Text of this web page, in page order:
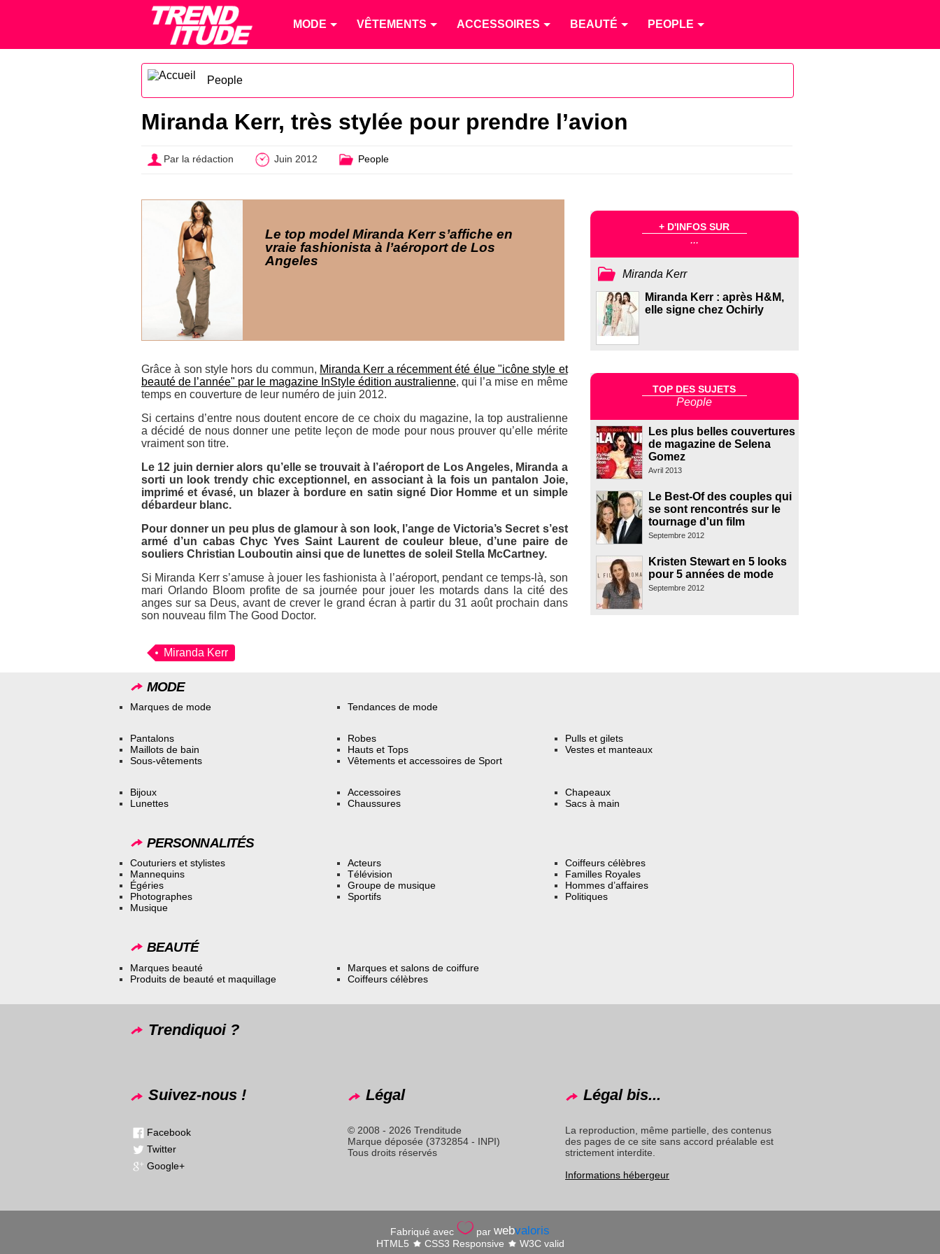
MODE VÊTEMENTS ACCESSOIRES BEAUTÉ PEOPLE
People
Miranda Kerr, très stylée pour prendre l’avion
Par la rédaction Juin 2012 People
Le top model Miranda Kerr s’affiche en
vraie fashionista à l’aéroport de Los
Angeles
Grâce à son style hors du commun, Miranda Kerr a récemment été élue "icône style et
beauté de l’année" par le magazine InStyleédition australienne, qui l’a mise en même
temps en couverture de leur numéro de juin 2012.
Si certains d’entre nous doutent encore de ce choix du magazine, la top australienne
a décidé de nous donner une petite leçon de mode pour nous prouver qu’elle mérite
vraiment son titre.
Le 12 juin dernier alors qu’elle se trouvait à l’aéroport de Los Angeles, Miranda a
sorti un look trendy chic exceptionnel, en associant à la fois un pantalon Joie,
imprimé et évasé, un blazer à bordure en satin signé Dior Homme et un simple
débardeur blanc.
Pour donner un peu plus de glamour à son look, l’ange de Victoria’s Secret s’est
armé d’un cabas Chyc Yves Saint Laurent de couleur bleue, d’une paire de
souliers Christian Louboutin ainsi que de lunettes de soleil Stella McCartney.
Si Miranda Kerr s’amuse à jouer les fashionista à l’aéroport, pendant ce temps-là, son
mari Orlando Bloom profite de sa journée pour jouer les motards dans la cité des
anges sur sa Deus, avant de crever le grand écran à partir du 31 août prochain dans
son nouveau film The Good Doctor.
Miranda Kerr
+ D'INFOS SUR
...
Miranda Kerr
Miranda Kerr : après H&M,
elle signe chez Ochirly
TOP DES SUJETS
People
Les plus belles couvertures
de magazine de Selena
Gomez
Avril 2013
Le Best-Of des couples qui
se sont rencontrés sur le
tournage d'un film
Septembre 2012
Kristen Stewart en 5 looks
pour 5 années de mode
Septembre 2012
MODE
Marques de mode Tendances de mode
Pantalons
Maillots de bain
Sous-vêtements
Robes
Hauts et Tops
Vêtements et accessoires de Sport
Pulls et gilets
Vestes et manteaux
Bijoux
Lunettes
Accessoires
Chaussures
Chapeaux
Sacs à main
PERSONNALITÉS
Couturiers et stylistes
Mannequins
Égéries
Photographes
Musique
Acteurs
Télévision
Groupe de musique
Sportifs
Coiffeurs célèbres
Familles Royales
Hommes d’affaires
Politiques
BEAUTÉ
Marques beauté
Produits de beauté et maquillage
Marques et salons de coiffure
Coiffeurs célèbres
Trendiquoi ?
Suivez-nous !
Facebook
Twitter
Google+
Légal
© 2008 - 2026 Trenditude
Marque déposée (3732854 - INPI)
Tous droits réservés
Légal bis...
La reproduction, même partielle, des contenus
des pages de ce site sans accord préalable est
strictement interdite.
Informations hébergeur
Fabriqué avec par webvaloris
HTML5 CSS3 Responsive W3C valid